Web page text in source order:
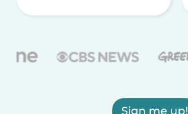
Sign me up!